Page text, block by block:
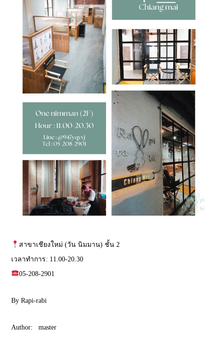
สาขาเชียงใหม่ (วัน นิมมาน) ชั้น 2
เวลาทำการ: 11.00-20.30
05-208-2901
By Rapi-rabi
Author: master